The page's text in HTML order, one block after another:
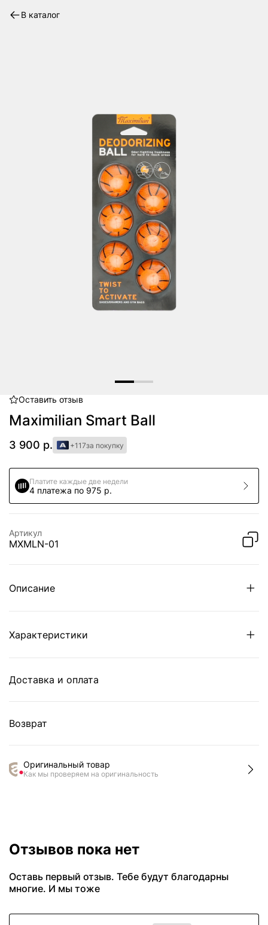
В каталог
ItemОставить отзыв
Maximilian Smart Ball
3 900 р. +117за покупку
Платите каждые две недели
4 платежа по 975 р.
Артикул
MXMLN-01
Описание
Характеристики
Доставка и оплата
Возврат
Оригинальный товар
Как мы проверяем на оригинальность
Отзывов пока нет
Оставь первый отзыв. Тебе будут благодарны
многие. И мы тоже